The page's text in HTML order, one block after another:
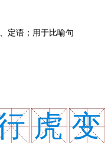
定语；用于比喻句
虎 变